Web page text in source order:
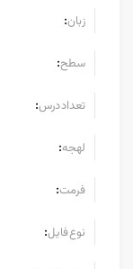
زبان:
سطح:
تعداد درس:
لهجه:
فرمت:
نوع فایل: